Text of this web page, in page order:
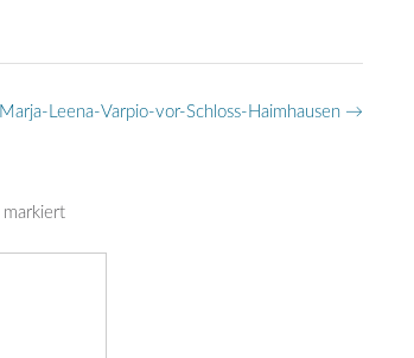
Marja-Leena-Varpio-vor-Schloss-Haimhausen →
markiert